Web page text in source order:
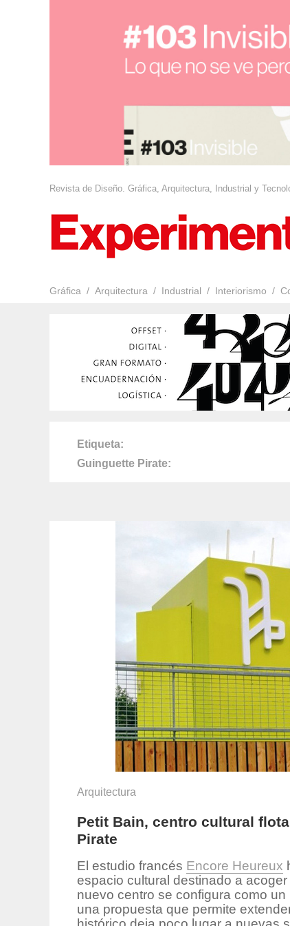
Revista de Diseño. Gráfica, Arquitectura, Industrial y
Gráfica Arquitectura Industrial Interiorismo
Etiqueta
Guinguette Pirate
Arquitectura
Petit Bain, centro cultural
Pirate
El estudio francés Encore Heureux
espacio cultural destinado a
nuevo centro se configura como
una propuesta que permite